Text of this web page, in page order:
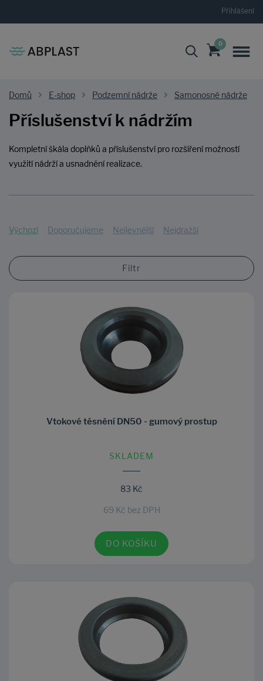
Přihlášení
0
Domů E-shop Podzemní nádrže Samonosné nádrže
Příslušenství k nádržím
Kompletní škála doplňků a příslušenství pro rozšíření možností
využití nádrží a usnadnění realizace.
Výchozí Doporučujeme Nejlevnější Nejdražší
Filtr
Vtokové těsnění DN50 - gumový prostup
SKLADEM
83 Kč
69 Kč bez DPH
DO KOŠÍKU